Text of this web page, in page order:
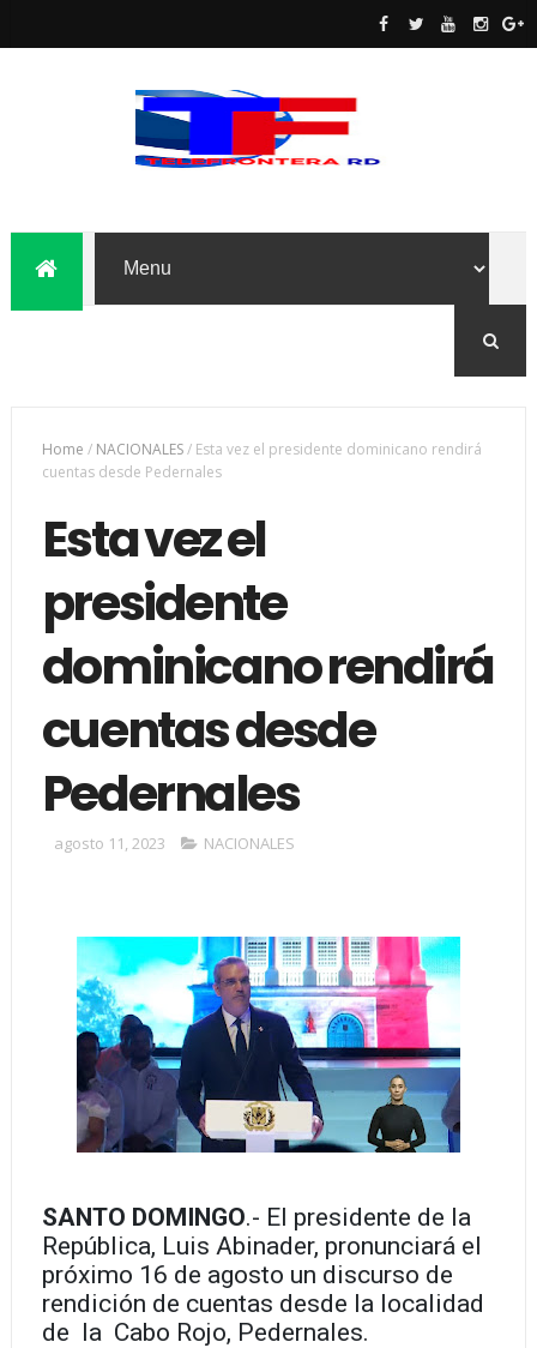
Home / NACIONALES/ Esta vez el presidente dominicano rendirá
cuentas desde Pedernales
Esta vez el
presidente
dominicano rendirá
cuentas desde
Pedernales
agosto 11, 2023 NACIONALES
SANTO DOMINGO.- El presidente de la
República, Luis Abinader, pronunciará el
próximo 16 de agosto un discurso de
rendición de cuentas desde la localidad
de la Cabo Rojo, Pedernales.